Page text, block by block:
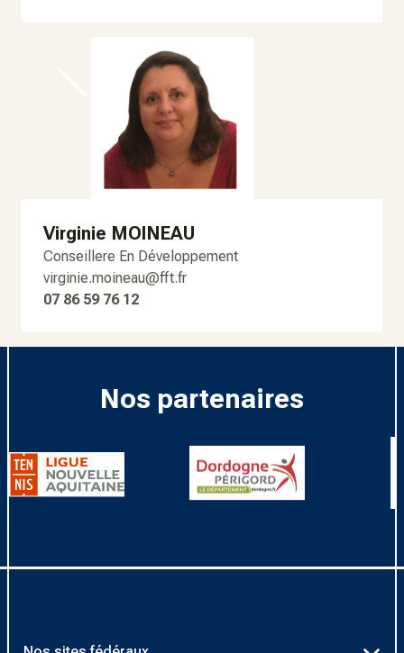
Virginie MOINEAU
Conseillere En Développement
virginie.moineau@fft.fr
07 86 59 76 12
Nos partenaires